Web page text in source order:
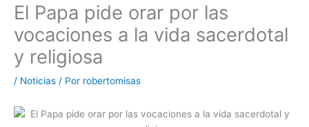
El Papa pide orar por las
vocaciones a la vida sacerdotal
y religiosa
/ Noticias / Por robertomisas